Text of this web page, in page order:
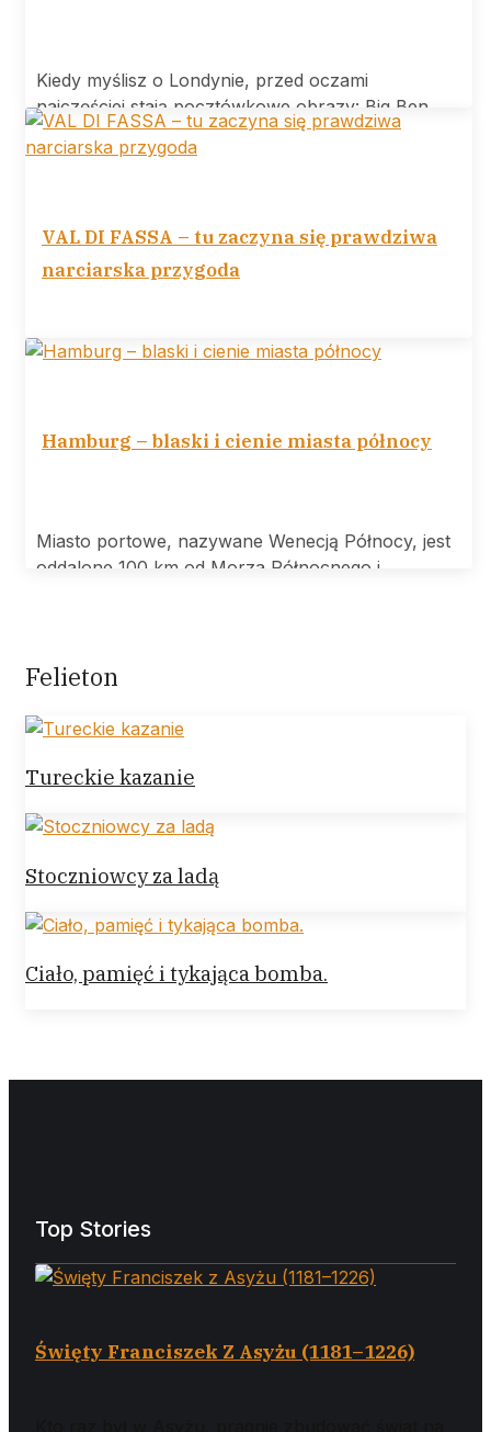
Kiedy myślisz o Londynie, przed oczami
najczęściej stają pocztówkowe obrazy: Big Ben,
Tower
VAL DI FASSA – tu zaczyna się prawdziwa
narciarska przygoda
Hamburg – blaski i cienie miasta północy
Miasto portowe, nazywane Wenecją Północy, jest
oddalone 100 km od Morza Północnego i
Felieton
Tureckie kazanie
Stoczniowcy za ladą
Ciało, pamięć i tykająca bomba.
Top Stories
Święty Franciszek Z Asyżu (1181–1226)